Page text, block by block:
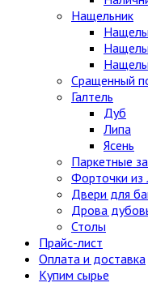
Нащельник
Сращенный
Галтель
Дуб
Липа
Ясень
Паркетные
Форточки из
Двери для
Дрова
Столы
Прайс-лист
Оплата и доставка
Купим сырье